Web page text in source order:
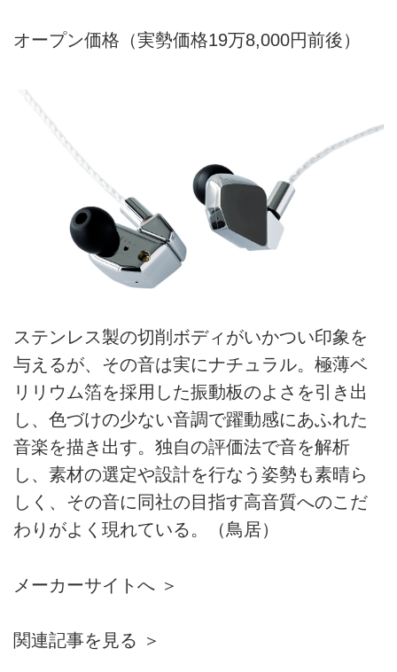
オープン価格（実勢価格19万8,000円前後）
ステンレス製の切削ボディがいかつい印象を
与えるが、その音は実にナチュラル。極薄ベ
リリウム箔を採用した振動板のよさを引き出
し、色づけの少ない音調で躍動感にあふれた
音楽を描き出す。独自の評価法で音を解析
し、素材の選定や設計を行なう姿勢も素晴ら
しく、その音に同社の目指す高音質へのこだ
わりがよく現れている。（鳥居）
メーカーサイトへ ＞
関連記事を見る ＞